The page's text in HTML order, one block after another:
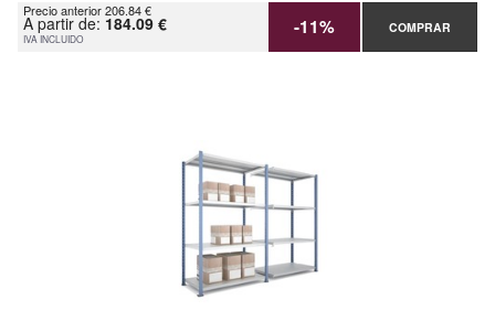
Precio anterior 206.84 €
A partir de: 184.09 €
IVA INCLUIDO -11% COMPRAR